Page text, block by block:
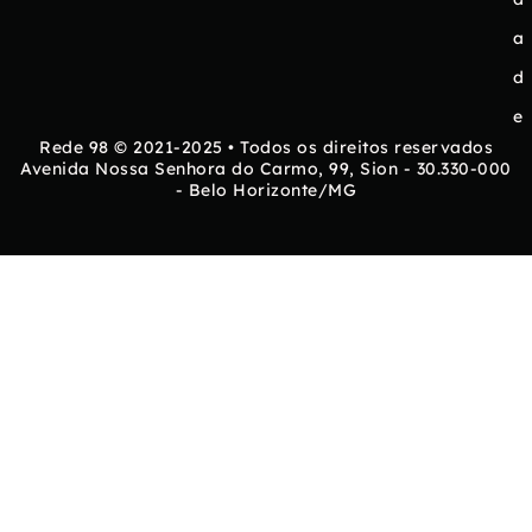
a
d
e
Rede 98 © 2021-2025 • Todos os direitos reservados
Avenida Nossa Senhora do Carmo, 99, Sion - 30.330-000
- Belo Horizonte/MG